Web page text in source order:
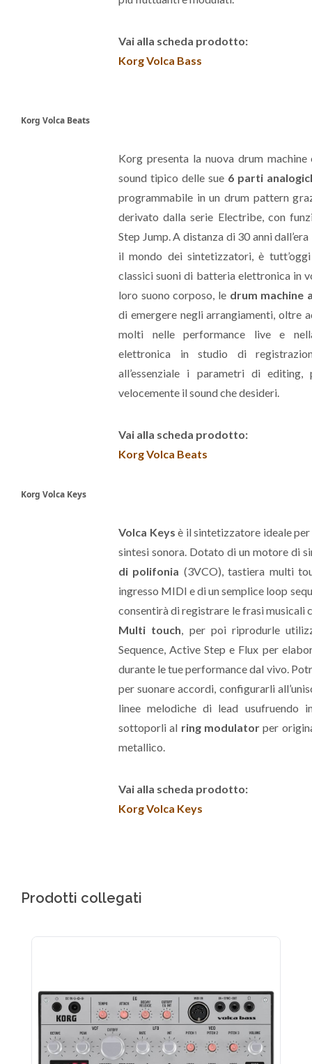
Vai alla scheda prodotto:
Korg Volca Bass
Korg Volca Beats
Korg presenta la nuova drum
sound tipico delle sue 6 parti
programmabile in un drum pattern
derivato dalla serie Electribe, con
Step Jump. A distanza di 30 anni
il mondo dei sintetizzatori, è
classici suoni di batteria elettronica in
loro suono corposo, le drum machine
di emergere negli arrangiamenti, oltre
molti nelle performance live e
elettronica in studio di
all’essenziale i parametri di
velocemente il sound che desideri.
Vai alla scheda prodotto:
Korg Volca Beats
Korg Volca Keys
Volca Keys è il sintetizzatore ideale
sintesi sonora. Dotato di un motore di
di polifonia (3VCO), tastiera multi
ingresso MIDI e di un semplice loop
consentirà di registrare le frasi musicali
Multi touch , per poi riprodurle
Sequence, Active Step e Flux per
durante le tue performance dal vivo.
per suonare accordi, configurarli
linee melodiche di lead usufruendo
sottoporli al ring modulator per
metallico.
Vai alla scheda prodotto:
Korg Volca Keys
Prodotti collegati